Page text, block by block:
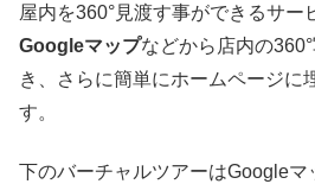
屋内を360°見渡す事ができるサー
Googleマップなどから店内の
き、さらに簡単にホームページに
す。
下のバーチャルツアーはGoogle